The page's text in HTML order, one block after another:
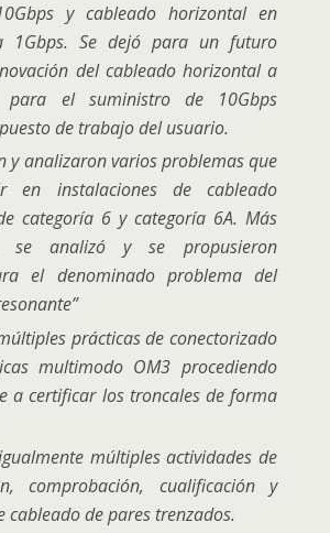
y cableado horizontal en
1Gbps. Se dejó para un futuro
del cableado horizontal a
para el suministro de 10Gbps
de trabajo del usuario.
y analizaron varios problemas que
en instalaciones de cableado
categoría 6 y categoría 6A. Más
se analizó y se propusieron
el denominado problema del
prácticas de conectorizado
multimodo OM3 procediendo
a certificar los troncales de forma
múltiples actividades de
comprobación, cualificación y
cableado de pares trenzados.